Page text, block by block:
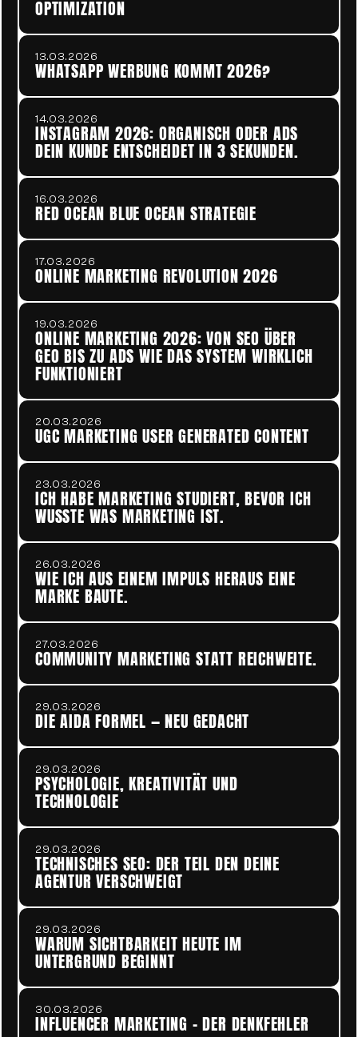
OPTIMIZATION
13.03.2026
WHATSAPP WERBUNG KOMMT 2026?
14.03.2026
INSTAGRAM 2026: ORGANISCH ODER ADS
DEIN KUNDE ENTSCHEIDET IN 3 SEKUNDEN.
16.03.2026
RED OCEAN BLUE OCEAN STRATEGIE
17.03.2026
ONLINE MARKETING REVOLUTION 2026
19.03.2026
ONLINE MARKETING 2026: VON SEO ÜBER
GEO BIS ZU ADS WIE DAS SYSTEM WIRKLICH
FUNKTIONIERT
20.03.2026
UGC MARKETING USER GENERATED CONTENT
23.03.2026
ICH HABE MARKETING STUDIERT, BEVOR ICH
WUSSTE WAS MARKETING IST.
26.03.2026
WIE ICH AUS EINEM IMPULS HERAUS EINE
MARKE BAUTE.
27.03.2026
COMMUNITY MARKETING STATT REICHWEITE.
29.03.2026
DIE AIDA FORMEL — NEU GEDACHT
29.03.2026
PSYCHOLOGIE, KREATIVITÄT UND
TECHNOLOGIE
29.03.2026
TECHNISCHES SEO: DER TEIL DEN DEINE
AGENTUR VERSCHWEIGT
29.03.2026
WARUM SICHTBARKEIT HEUTE IM
UNTERGRUND BEGINNT
30.03.2026
INFLUENCER MARKETING – DER DENKFEHLER